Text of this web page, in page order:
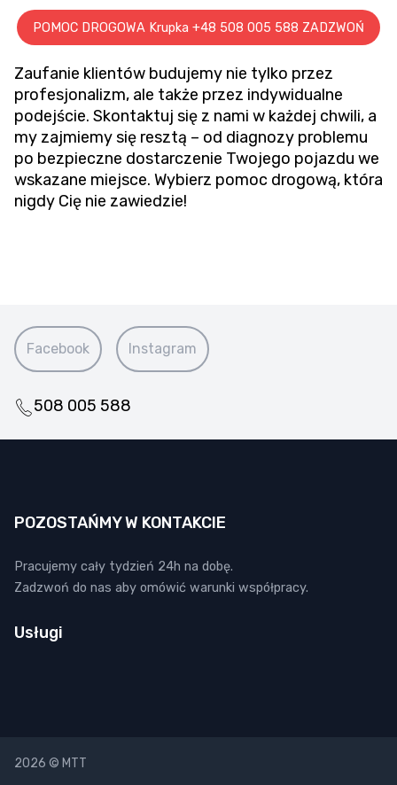
POMOC DROGOWA Krupka +48 508 005 588 ZADZWOŃ
Zaufanie klientów budujemy nie tylko przez
profesjonalizm, ale także przez indywidualne
podejście. Skontaktuj się z nami w każdej chwili, a
my zajmiemy się resztą – od diagnozy problemu
po bezpieczne dostarczenie Twojego pojazdu we
wskazane miejsce. Wybierz pomoc drogową, która
nigdy Cię nie zawiedzie!
Facebook Instagram
508 005 588
POZOSTAŃMY W KONTAKCIE
Pracujemy cały tydzień 24h na dobę.
Zadzwoń do nas aby omówić warunki współpracy.
Usługi
2026 © MTT